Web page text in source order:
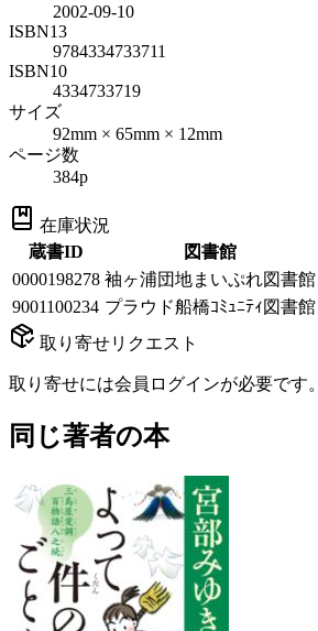
2002-09-10
ISBN13
9784334733711
ISBN10
4334733719
サイズ
92mm × 65mm × 12mm
ページ数
384p
在庫状況
蔵書ID
図書館
0000198278 袖ヶ浦団地まいぷれ図書館
9001100234 プラウド船橋ｺﾐｭﾆﾃｨ図書館
取り寄せリクエスト
取り寄せには会員ログインが必要です。
同じ著者の本